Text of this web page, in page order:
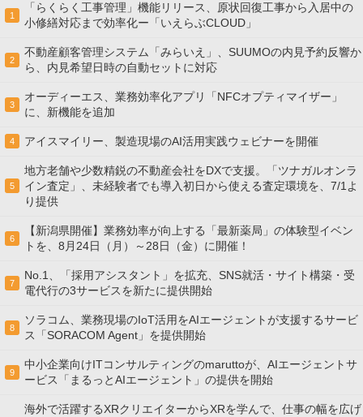
1
「らくらく工事管理」機能リリース、原状回復工事から入居中の
小修繕対応まで効率化ー「いえらぶCLOUD」
2
不動産顧客管理システム「みらいえ」、SUUMOの内見予約反響か
ら、内見希望日時の自動セットに対応
3
オーディーエス、業務効率化アプリ「NFCオプティマイザー」
に、新機能を追加
4 アイスマイリー、製造現場のAI活用実践ウェビナーを開催
5
地方老舗や少数精鋭の不動産会社をDXで支援。「ツナガルオンラ
イン査定」、未経験者でも導入初日から使える査定環境を、7/1よ
り提供
6
【新潟県開催】業務効率が向上する「最新薬局」の体験型イベン
トを、8月24日（月）～28日（金）に開催！
7
No.1、「採用アシスタント」を拡充、SNS就活・サイト構築・受
電代行の3サービスを新たに提供開始
8
ソラコム、業務現場のIoT活用をAIエージェントが支援するサービ
ス「SORACOM Agent」を提供開始
9
中小企業向けITコンサルティングのmaruttoが、AIエージェントサ
ービス「まるっとAIエージェント」の提供を開始
海外で活躍するXRクリエイターからXRを学んで、仕事の幅を広げ